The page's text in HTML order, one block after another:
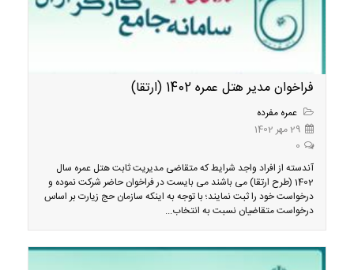
فراخوان مدیر هتل عمره 1402 (ارتقا)
عمره مفرده
29 مهر 1402
0
آندسته از افراد واجد شرایط که متقاضی مدیریت ثابت هتل عمره سال
1402 (طرح ارتقا) می باشند می بایست در فراخوان حاضر شرکت نموده و
درخواست خود را ثبت نمایند؛ با توجه به اینکه سازمان حج زیارت بر اساس
درخواست متقاضیان نسبت به انتخاب...